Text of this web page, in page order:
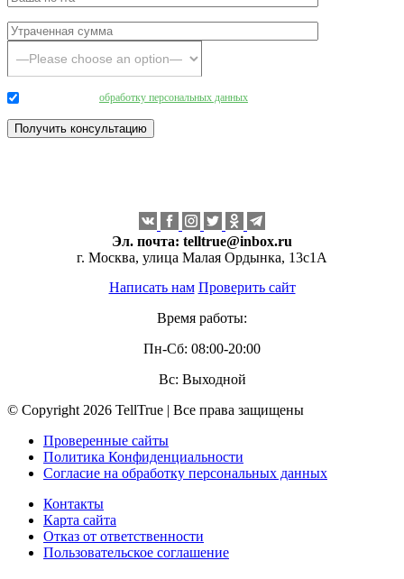
обработку персональных данных
Эл. почта: telltrue@inbox.ru
г. Москва, улица Малая Ордынка, 13с1А
Написать нам Проверить сайт
Время работы:
Пн-Сб: 08:00-20:00
Вс: Выходной
© Copyright 2026 TellTrue | Все права защищены
Проверенные сайты
Политика Конфиденциальности
Согласие на обработку персональных данных
Контакты
Карта сайта
Отказ от ответственности
Пользовательское соглашение